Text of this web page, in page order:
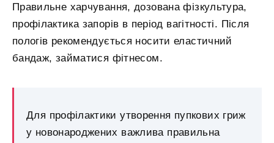
Правильне харчування, дозована фізкультура,
профілактика запорів в період вагітності. Після
пологів рекомендується носити еластичний
бандаж, займатися фітнесом.
Для профілактики утворення пупкових гриж
у новонароджених важлива правильна